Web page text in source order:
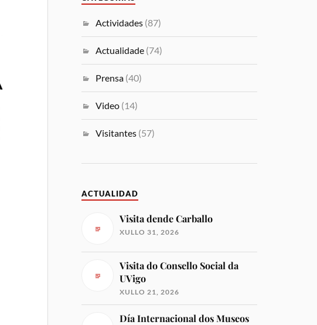
Actividades (87)
Actualidade (74)
Prensa (40)
Video (14)
Visitantes (57)
ACTUALIDAD
Visita dende Carballo
XULLO 31, 2026
Visita do Consello Social da
UVigo
XULLO 21, 2026
Día Internacional dos Museos